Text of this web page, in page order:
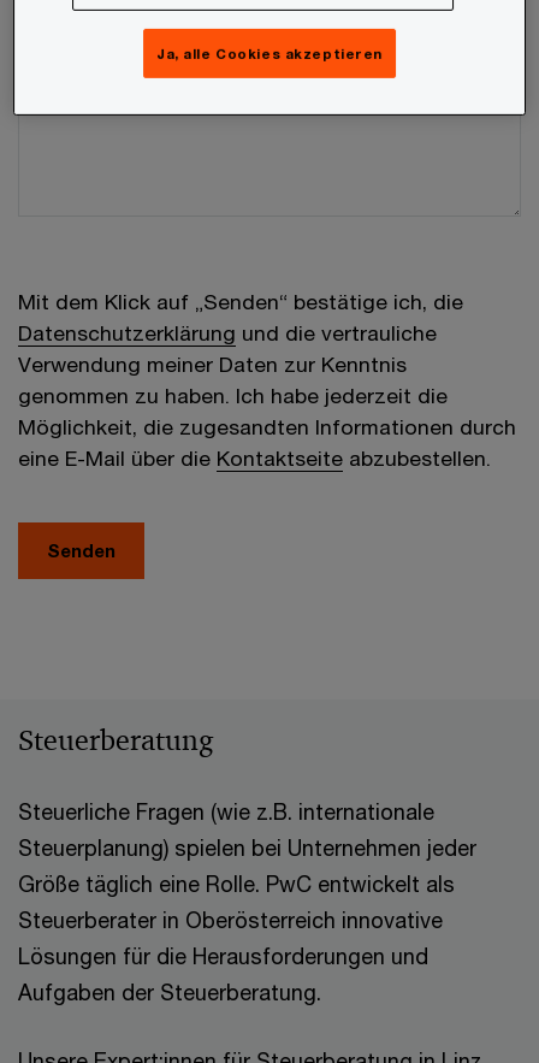
Ihre Nachricht
Mit dem Klick auf „Senden“ bestätige ich, die
Datenschutzerklärung und die vertrauliche
Verwendung meiner Daten zur Kenntnis
genommen zu haben. Ich habe jederzeit die
Möglichkeit, die zugesandten Informationen durch
eine E-Mail über die Kontaktseite abzubestellen.
Senden
Steuerberatung
Steuerliche Fragen (wie z.B. internationale
Steuerplanung) spielen bei Unternehmen jeder
Größe täglich eine Rolle. PwC entwickelt als
Steuerberater in Oberösterreich innovative
Lösungen für die Herausforderungen und
Aufgaben der Steuerberatung.
Ja, alle Cookies akzeptieren